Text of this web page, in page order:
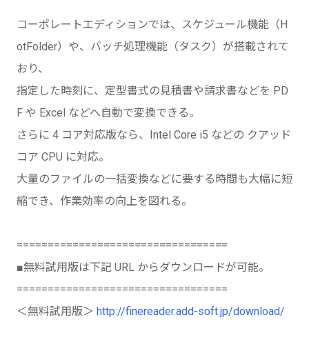
コーポレートエディションでは、スケジュール機能（H
otFolder）や、バッチ処理機能（タスク）が搭載されて
おり、
指定した時刻に、定型書式の見積書や請求書などを PD
F や Excel などへ自動で変換できる。
さらに 4 コア対応版なら、Intel Core i5 などの クアッド
コア CPU に対応。
大量のファイルの一括変換などに要する時間も大幅に短
縮でき、作業効率の向上を図れる。
==================================
■無料試用版は下記 URL からダウンロードが可能。
==================================
＜無料試用版＞ http://finereader.add-soft.jp/download/